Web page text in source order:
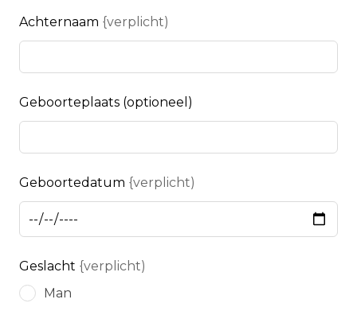
Achternaam {verplicht)
Geboorteplaats (optioneel)
Geboortedatum {verplicht)
Geslacht {verplicht)
Man